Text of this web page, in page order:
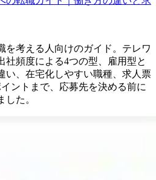
を考える人向けのガイド。テレワ
社頻度による4つの型、雇用型と
い、在宅化しやすい職種、求人票
ントまで、応募先を決める前に
た。